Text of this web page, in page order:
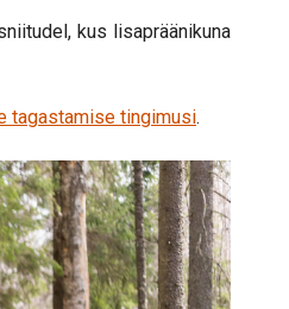
kus lisapräänikuna
tagastamise tingimusi.